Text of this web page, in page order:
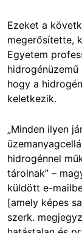
Ezeket a
megerősítette,
Egyetem
hogy a
keletkezik.
„Minden ilyen
hidrogénnel
tárolnak” –
küldött e-
[amely képes
szerk.